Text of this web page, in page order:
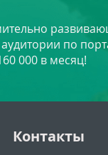
по
000 в месяц!
Контакты